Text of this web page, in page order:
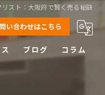
スト：大阪府で賢く売る秘訣
い合わせはこちら
ブログ コラム